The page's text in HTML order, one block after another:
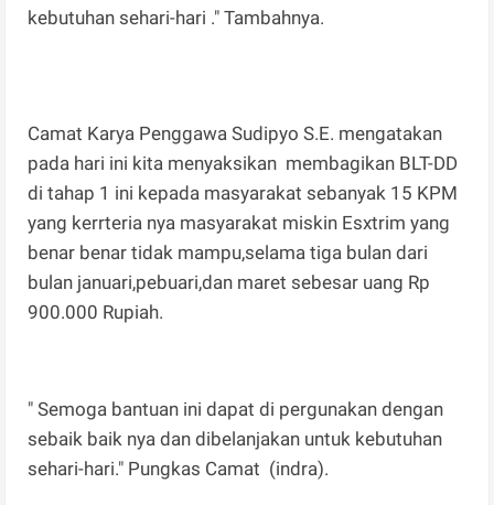
kebutuhan sehari-hari ." Tambahnya.
Camat Karya Penggawa Sudipyo S.E. mengatakan
pada hari ini kita menyaksikan membagikan BLT-DD
di tahap 1 ini kepada masyarakat sebanyak 15 KPM
yang kerrteria nya masyarakat miskin Esxtrim yang
benar benar tidak mampu,selama tiga bulan dari
bulan januari,pebuari,dan maret sebesar uang Rp
900.000 Rupiah.
" Semoga bantuan ini dapat di pergunakan dengan
sebaik baik nya dan dibelanjakan untuk kebutuhan
sehari-hari." Pungkas Camat (indra).